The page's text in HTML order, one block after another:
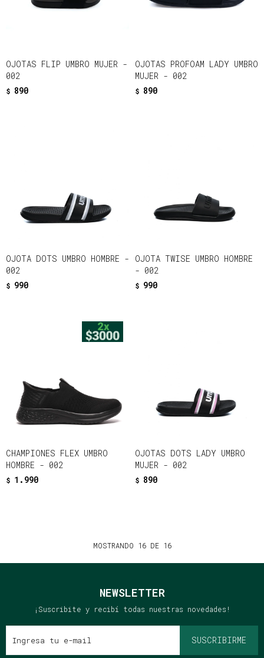
OJOTAS FLIP UMBRO MUJER -
002
$ 890
OJOTAS PROFOAM LADY UMBRO
MUJER - 002
$ 890
OJOTA DOTS UMBRO HOMBRE -
002
$ 990
OJOTA TWISE UMBRO HOMBRE
- 002
$ 990
CHAMPIONES FLEX UMBRO
HOMBRE - 002
$ 1.990
OJOTAS DOTS LADY UMBRO
MUJER - 002
$ 890
MOSTRANDO 16DE 16
NEWSLETTER
¡Suscribite y recibí todas nuestras novedades!
SUSCRIBIRME